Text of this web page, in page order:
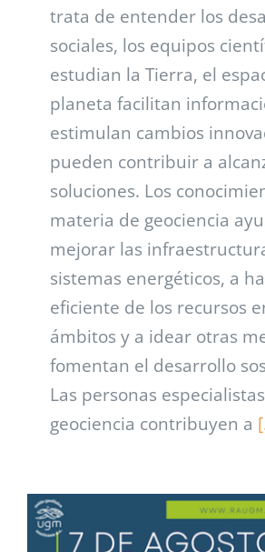
trata de entender los
sociales, los equipos
estudian la Tierra, el
planeta facilitan
estimulan cambios
pueden contribuir a
soluciones. Los
materia de geociencia
mejorar las
sistemas energéticos, a
eficiente de los recursos
ámbitos y a idear otras
fomentan el desarrollo
Las personas
geociencia contribuyen a